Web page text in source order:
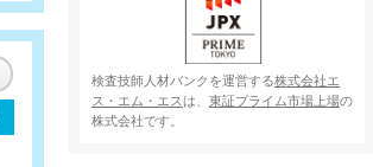
検査技師人材バンクを運営する株式会社エ
ス・エム・エスは、 東証プライム市場上場の
株式会社です。